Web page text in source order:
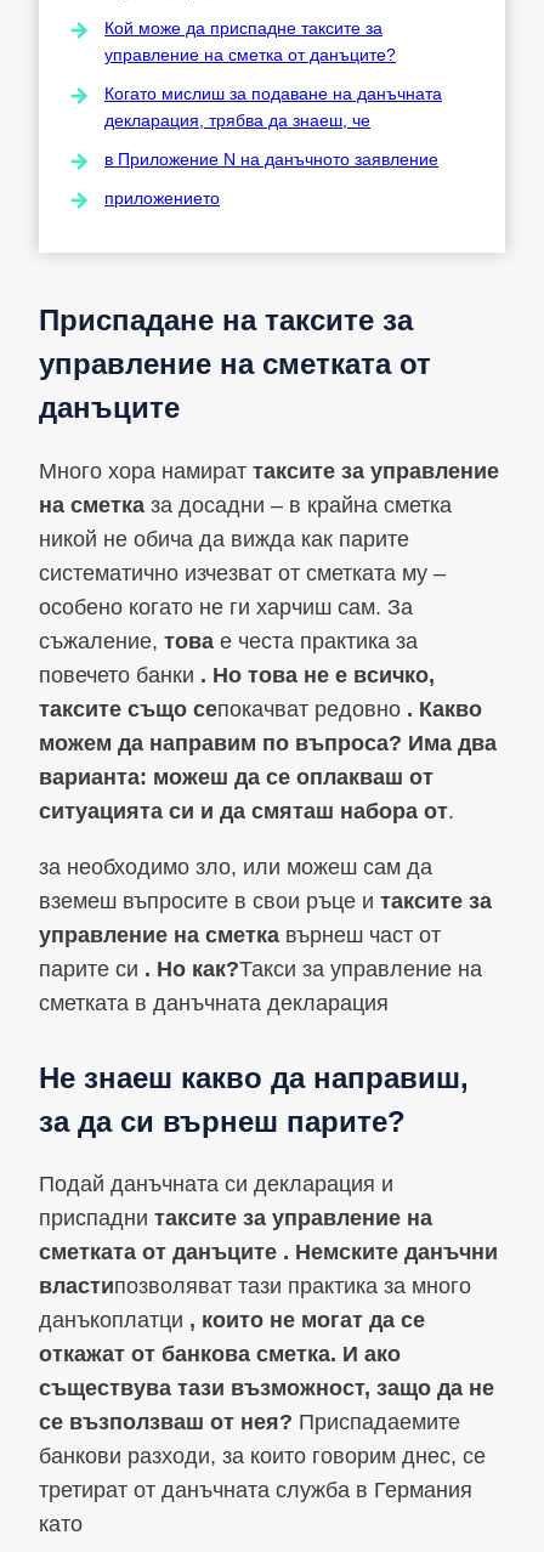
Кой може да приспадне таксите за
управление на сметка от данъците?
Когато мислиш за подаване на данъчната
декларация, трябва да знаеш, че
в Приложение N на данъчното заявление
приложението
Приспадане на таксите за
управление на сметката от
данъците
Много хора намират таксите за управление
на сметка за досадни – в крайна сметка
никой не обича да вижда как парите
систематично изчезват от сметката му –
особено когато не ги харчиш сам. За
съжаление, това е честа практика за
повечето банки . Но това не е всичко,
таксите също сепокачват редовно . Какво
можем да направим по въпроса? Има два
варианта: можеш да се оплакваш от
ситуацията си и да смяташ набора от.
за необходимо зло, или можеш сам да
вземеш въпросите в свои ръце и таксите за
управление на сметка върнеш част от
парите си . Но как?Такси за управление на
сметката в данъчната декларация
Не знаеш какво да направиш,
за да си върнеш парите?
Подай данъчната си декларация и
приспадни таксите за управление на
сметката от данъците . Немските данъчни
властипозволяват тази практика за много
данъкоплатци , които не могат да се
откажат от банкова сметка. И ако
съществува тази възможност, защо да не
се възползваш от нея? Приспадаемите
банкови разходи, за които говорим днес, се
третират от данъчната служба в Германия
като